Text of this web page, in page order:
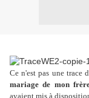
Ce n'est pas une trace
mariage de mon
avaient mis à